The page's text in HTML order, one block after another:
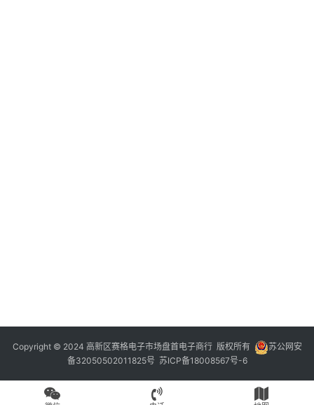
Copyright © 2024 高新区赛格电子市场盘首电子商行 版权所有
苏公网安
备32050502011825号 苏ICP备18008567号-6